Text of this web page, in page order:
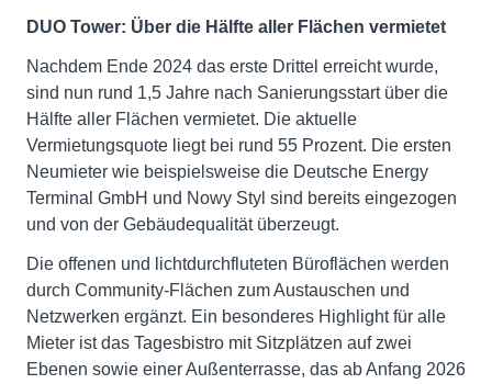
DUO Tower: Über die Hälfte aller Flächen vermietet
Nachdem Ende 2024 das erste Drittel erreicht wurde,
sind nun rund 1,5 Jahre nach Sanierungsstart über die
Hälfte aller Flächen vermietet. Die aktuelle
Vermietungsquote liegt bei rund 55 Prozent. Die ersten
Neumieter wie beispielsweise die Deutsche Energy
Terminal GmbH und Nowy Styl sind bereits eingezogen
und von der Gebäudequalität überzeugt.
Die offenen und lichtdurchfluteten Büroflächen werden
durch Community-Flächen zum Austauschen und
Netzwerken ergänzt. Ein besonderes Highlight für alle
Mieter ist das Tagesbistro mit Sitzplätzen auf zwei
Ebenen sowie einer Außenterrasse, das ab Anfang 2026